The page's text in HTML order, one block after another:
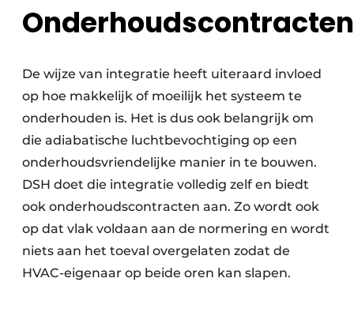
Onderhoudscontracten
De wijze van integratie heeft uiteraard invloed
op hoe makkelijk of moeilijk het systeem te
onderhouden is. Het is dus ook belangrijk om
die adiabatische luchtbevochtiging op een
onderhoudsvriendelijke manier in te bouwen.
DSH doet die integratie volledig zelf en biedt
ook onderhoudscontracten aan. Zo wordt ook
op dat vlak voldaan aan de normering en wordt
niets aan het toeval overgelaten zodat de
HVAC-eigenaar op beide oren kan slapen.